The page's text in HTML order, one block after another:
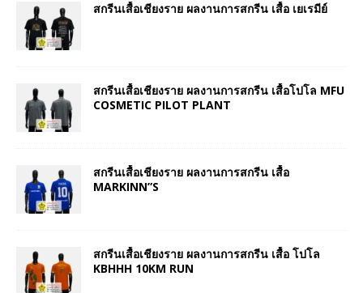
สกรีนเสื้อเชียงราย ผลงานการสกรีน เสื้อ เยเรมีย์
สกรีนเสื้อเชียงราย ผลงานการสกรีน เสื้อโปโล MFU
COSMETIC PILOT PLANT
สกรีนเสื้อเชียงราย ผลงานการสกรีน เสื้อ
MARKINN”S
สกรีนเสื้อเชียงราย ผลงานการสกรีน เสื้อ โปโล
KBHHH 10KM RUN